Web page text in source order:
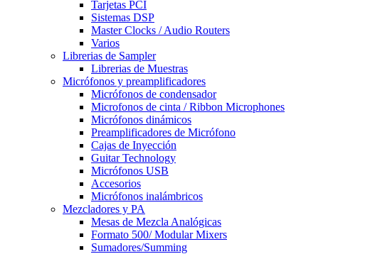
Tarjetas PCI
Sistemas DSP
Master Clocks / Audio Routers
Varios
Librerias de Sampler
Librerias de Muestras
Micrófonos y preamplificadores
Micrófonos de condensador
Microfonos de cinta / Ribbon Microphones
Micrófonos dinámicos
Preamplificadores de Micrófono
Cajas de Inyección
Guitar Technology
Micrófonos USB
Accesorios
Micrófonos inalámbricos
Mezcladores y PA
Mesas de Mezcla Analógicas
Formato 500/ Modular Mixers
Sumadores/Summing